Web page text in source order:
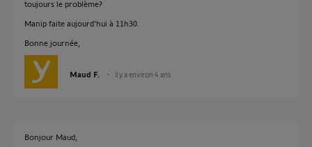
toujours le problème?
Manip faite aujourd'hui à 11h30.
Bonne journée,
Maud F. il y a environ 4 ans
Bonjour Maud,